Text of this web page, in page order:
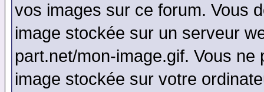
vos images sur ce forum. Vous
image stockée sur un serveur
part.net/mon-image.gif. Vous
image stockée sur votre